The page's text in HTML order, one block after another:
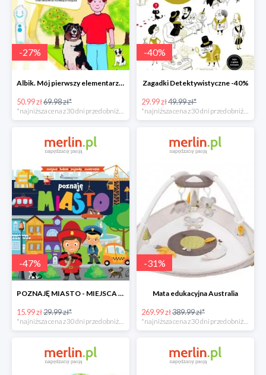
-27%
Albik. Mój pierwszy elementarz - książka interaktywna -28%
50.99 zł69.98 zł*
*najniższa cena z 30 dni przed obniżką
-40%
Zagadki Detektywistyczne -40%
29.99 zł49.99 zł*
*najniższa cena z 30 dni przed obniżką
-47%
POZNAJĘ MIASTO - MIEJSCA LUDZIE POJAZDY ZWIERZĘTA -47%
15.99 zł29.99 zł*
*najniższa cena z 30 dni przed obniżką
-31%
Mata edukacyjna Australia
269.99 zł389.99 zł*
*najniższa cena z 30 dni przed obniżką